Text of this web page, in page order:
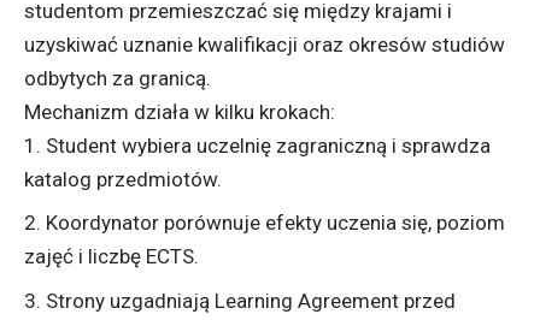
studentom przemieszczać się między krajami i
uzyskiwać uznanie kwalifikacji oraz okresów studiów
odbytych za granicą.
Mechanizm działa w kilku krokach:
Student wybiera uczelnię zagraniczną i sprawdza
katalog przedmiotów.
Koordynator porównuje efekty uczenia się, poziom
zajęć i liczbę ECTS.
Strony uzgadniają Learning Agreement przed